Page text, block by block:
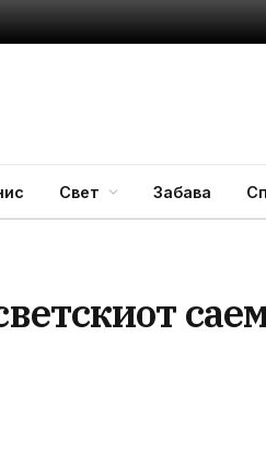
Свет Забава